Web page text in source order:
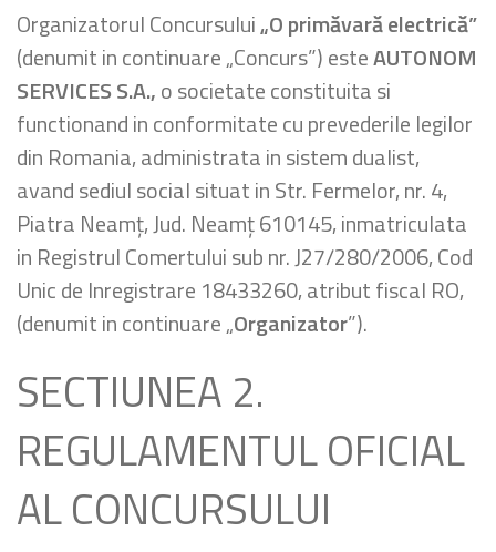
Organizatorul Concursului„O primăvară electrică”
(denumit in continuare „Concurs”) esteAUTONOM
SERVICES S.A.,o societate constituita si
functionand in conformitate cu prevederile legilor
din Romania, administrata in sistem dualist,
avand sediul social situat in Str. Fermelor, nr. 4,
Piatra Neamț, Jud. Neamț 610145, inmatriculata
in Registrul Comertului sub nr. J27/280/2006, Cod
Unic de Inregistrare 18433260, atribut fiscal RO,
(denumit in continuare „Organizator”).
SECTIUNEA 2.
REGULAMENTUL OFICIAL
AL CONCURSULUI